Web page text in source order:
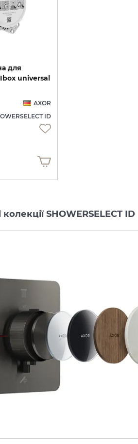
для
Ibox universal
AXOR
ID
колекції SHOWERSELECT ID
AXOR
Перемикач AXOR
ShowerSelect ID
Виробник: